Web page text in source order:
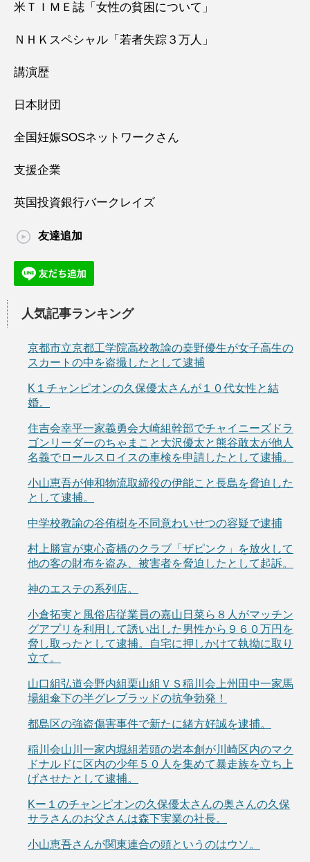
米ＴＩＭＥ誌「女性の貧困について」
ＮＨＫスペシャル「若者失踪３万人」
講演歴
日本財団
全国妊娠SOSネットワークさん
支援企業
英国投資銀行バークレイズ
友達追加
人気記事ランキング
京都市立京都工学院高校教諭の桒野優生が女子高生の
スカートの中を盗撮したとして逮捕
K１チャンピオンの久保優太さんが１０代女性と結
婚。
住吉会幸平一家義勇会大崎組幹部でチャイニーズドラ
ゴンリーダーのちゃまこと大沢優太と熊谷敢太が他人
名義でロールスロイスの車検を申請したとして逮捕。
小山恵吾が伸和物流取締役の伊能こと長島を脅迫した
として逮捕。
中学校教諭の谷侑樹を不同意わいせつの容疑で逮捕
村上勝宣が東心斎橋のクラブ「ザピンク」を放火して
他の客の財布を盗み、被害者を脅迫したとして起訴。
神のエステの系列店。
小倉拓実と風俗店従業員の嘉山日菜ら８人がマッチン
グアプリを利用して誘い出した男性から９６０万円を
脅し取ったとして逮捕。自宅に押しかけて執拗に取り
立て。
山口組弘道会野内組栗山組ＶＳ稲川会上州田中一家馬
場組傘下の半グレブラッドの抗争勃発！
都島区の強盗傷害事件で新たに緒方好誠を逮捕。
稲川会山川一家内堀組若頭の岩本創が川崎区内のマク
ドナルドに区内の少年５０人を集めて暴走族を立ち上
げさせたとして逮捕。
Kー１のチャンピオンの久保優太さんの奥さんの久保
サラさんのお父さんは森下実業の社長。
小山恵吾さんが関東連合の頭というのはウソ。